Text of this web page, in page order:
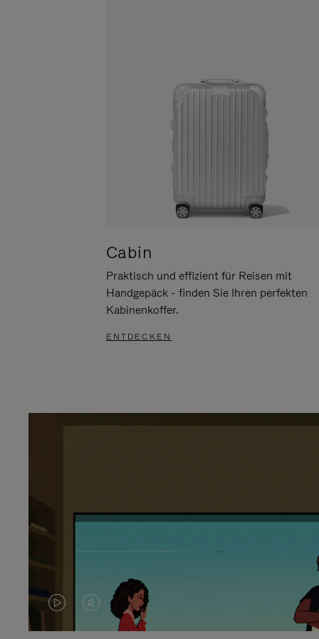
Cabin
Praktisch und effizient für Reisen mit
Handgepäck - finden Sie Ihren perfekten
Kabinenkoffer.
ENTDECKEN
DASVIDEO